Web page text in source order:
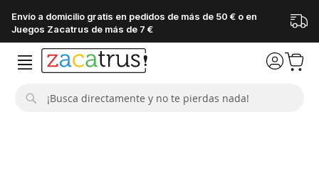
Envío a domicilio gratis en pedidos de más de 50 € o en
Juegos Zacatrus de más de 7 €